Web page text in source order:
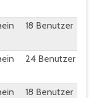
18 Benutzer
24 Benutzer
18 Benutzer